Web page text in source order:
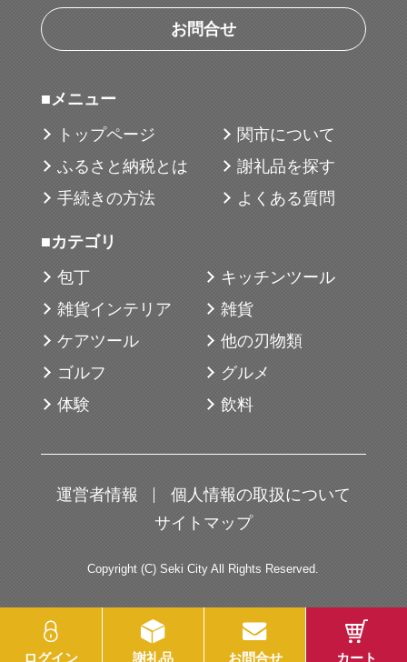
・ディンブル：シームレス330デュアルディ
ンプル
（用途・シーン）
ショット時のやわらかい打感を重視しなが
ら、ドライバーでの飛距離とアプローチで
のスピンコントロールを求める方に適して
グリーン周りでの距離感やスピンを活かし
たプレーを意識する場面や、繊細なアプロ
ーチを重視するゴルファーに向いていま
す。
競技志向のラウンドから日常的なプレーま
ポーツ株式会社」は関市の「関工場」でゴ
ルフボールを主に生産しています。
※ボールに印字されている番号は全てラン
お問合せ
■メニュー
トップページ
関市について
ふるさと納税とは
謝礼品を探す
手続きの方法
よくある質問
■カテゴリ
包丁
キッチンツール
雑貨インテリア
雑貨
ケアツール
他の刃物類
ゴルフ
グルメ
体験
飲料
運営者情報
個人情報の取扱について
サイトマップ
Copyright (C) Seki City All Rights Reserved.
ログイン 謝礼品 お問合せ カート